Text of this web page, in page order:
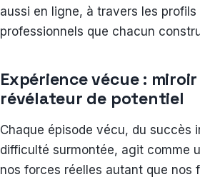
aussi en ligne, à travers les
professionnels que chacun
Expérience vécue :
révélateur de potentiel
Chaque épisode vécu, du succès
difficulté surmontée, agit comme
nos forces réelles autant que nos